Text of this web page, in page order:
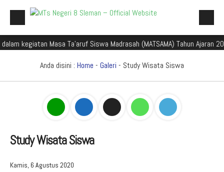
Beranda
Profil Madrasah
Akademik
PMBM
Perpustakaan Madyadesta
Masa Ta'aruf Siswa Madrasah (MATSAMA) Tahun Ajaran 2025/
Anda disini : Home - Galeri - Study Wisata Siswa
Study Wisata Siswa
Kamis, 6 Agustus 2020